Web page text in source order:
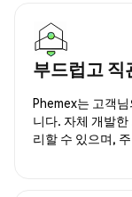
부드럽고 직
Phemex는 고객
니다. 자체 개발
리할 수 있으며,